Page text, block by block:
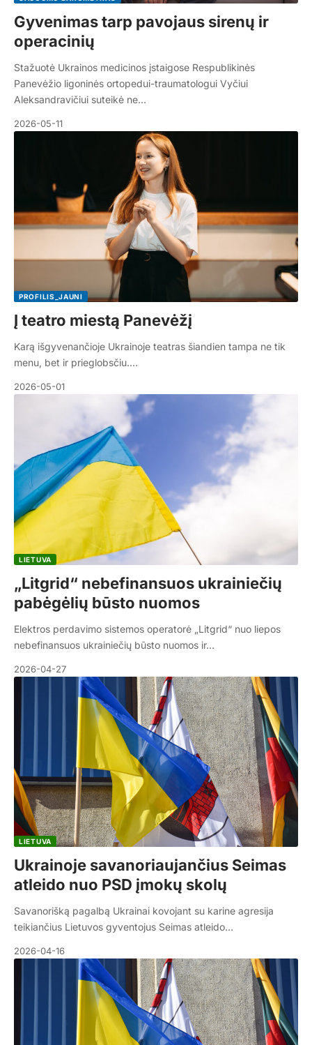
Gyvenimas tarp pavojaus sirenų ir
operacinių
Stažuotė Ukrainos medicinos įstaigose Respublikinės
Panevėžio ligoninės ortopedui-traumatologui Vyčiui
Aleksandravičiui suteikė ne…
2026-05-11
PROFILIS_JAUNI
Į teatro miestą Panevėžį
Karą išgyvenančioje Ukrainoje teatras šiandien tampa ne tik
menu, bet ir prieglobsčiu.…
2026-05-01
LIETUVA
„Litgrid“ nebefinansuos ukrainiečių
pabėgėlių būsto nuomos
Elektros perdavimo sistemos operatorė „Litgrid“ nuo liepos
nebefinansuos ukrainiečių būsto nuomos ir…
2026-04-27
LIETUVA
Ukrainoje savanoriaujančius Seimas
atleido nuo PSD įmokų skolų
Savanorišką pagalbą Ukrainai kovojant su karine agresija
teikiančius Lietuvos gyventojus Seimas atleido…
2026-04-16